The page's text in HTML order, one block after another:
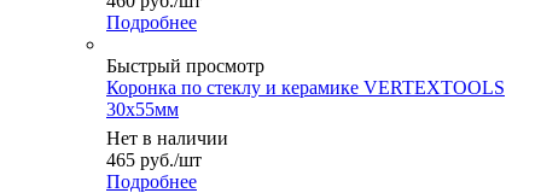
Подробнее
Быстрый просмотр
Коронка по стеклу и керамике VERTEXTOOLS
30х55мм
Нет в наличии
465 руб./шт
Подробнее